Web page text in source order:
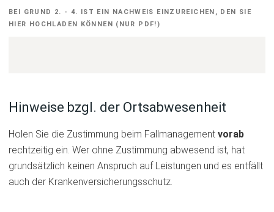
Hiweise
zum
BEI GRUND 2. - 4. IST EIN NACHWEIS EINZUREICHEN, DEN SIE
HIER HOCHLADEN KÖNNEN (NUR PDF!)
Hinweise bzgl. der Ortsabwesenheit
Holen Sie die Zustimmung beim Fallmanagement vorab
rechtzeitig ein. Wer ohne Zustimmung abwesend ist, hat
grundsätzlich keinen Anspruch auf Leistungen und es entfällt
auch der Krankenversicherungsschutz.